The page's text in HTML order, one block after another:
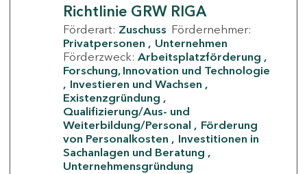
Richtlinie GRW RIGA
Förderart: Zuschuss Fördernehmer:
Privatpersonen
Unternehmen
Förderzweck: Arbeitsplatzförderung
Forschung, Innovation und Technologie
Investieren und Wachsen
Existenzgründung
Qualifizierung/Aus- und
Weiterbildung/Personal
Förderung
von Personalkosten
Investitionen in
Sachanlagen und Beratung
Unternehmensgründung